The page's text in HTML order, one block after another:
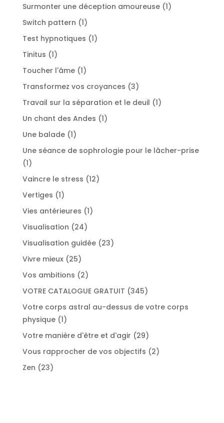
produits
Surmonter une déception amoureuse 11
Switch pattern 11
produit
Test hypnotiques 11
Tinitus 11
produit
Toucher l'âme 11
Transformez vos croyances 33
produits
Travail sur la séparation et le deuil 11
Un chant des Andes 11
Une balade 11
produit
Une séance de sophrologie pour le lâcher-prise
11
produit
Vaincre le stress 1212
Vertiges 11
produit
Vies antérieures 11
Visualisation 2424
produits
Visualisation guidée 2323
Vivre mieux 2525
produits
Vos ambitions 22
produits
VOTRE CATALOGUE GRATUIT 345345
produits
Votre corps astral au-dessus de votre corps
physique 11
produit
Votre manière d'être et d'agir 2929
produits
Vous rapprocher de vos objectifs 22
Zen 2323